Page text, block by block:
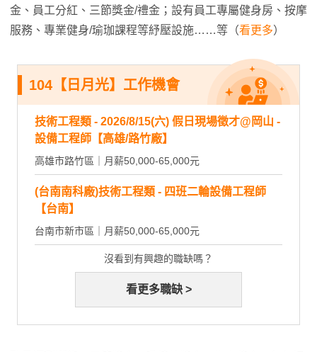
金、員工分紅、三節獎金/禮金；設有員工專屬健身房、按摩
服務、專業健身/瑜珈課程等紓壓設施……等（看更多）
104【日月光】工作機會
技術工程類 - 2026/8/15(六) 假日現場徵才@岡山 -
設備工程師【高雄/路竹廠】
高雄市路竹區｜月薪50,000-65,000元
(台南南科廠)技術工程類 - 四班二輪設備工程師
【台南】
台南市新市區｜月薪50,000-65,000元
沒看到有興趣的職缺嗎？
看更多職缺 >